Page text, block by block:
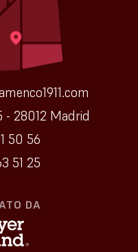
- 28012 Madrid
50 56
51 25
DA